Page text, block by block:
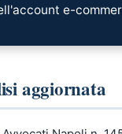
e-
aggiornata